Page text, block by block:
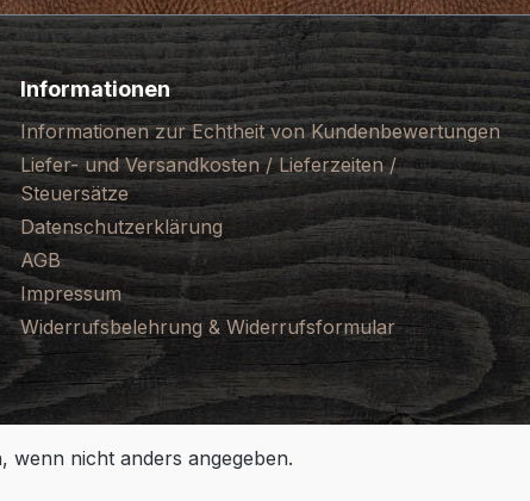
Informationen
Informationen zur Echtheit von Kundenbewertungen
Liefer- und Versandkosten / Lieferzeiten /
Steuersätze
Datenschutzerklärung
AGB
Impressum
Widerrufsbelehrung & Widerrufsformular
wenn nicht anders angegeben.